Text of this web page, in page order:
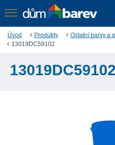
Úvod Produkty Ostatní barvy a
13019DC59102
13019DC59102